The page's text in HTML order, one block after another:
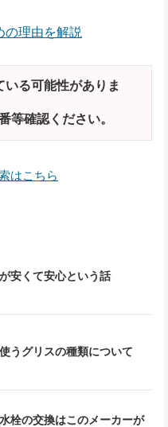
の理由を解説
る可能性がありま
等確認ください。
はこちら
安くて安心という話
うグリスの種類について
栓の交換はこのメーカーが